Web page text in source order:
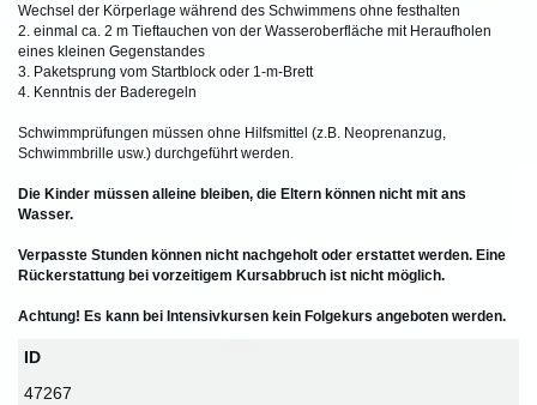
Wechsel der Körperlage während des Schwimmens ohne festhalten
2. einmal ca. 2 m Tieftauchen von der Wasseroberfläche mit Heraufholen
eines kleinen Gegenstandes
3. Paketsprung vom Startblock oder 1-m-Brett
4. Kenntnis der Baderegeln
Schwimmprüfungen müssen ohne Hilfsmittel (z.B. Neoprenanzug,
Schwimmbrille usw.) durchgeführt werden.
Die Kinder müssen alleine bleiben, die Eltern können nicht mit ans
Wasser.
Verpasste Stunden können nicht nachgeholt oder erstattet werden. Eine
Rückerstattung bei vorzeitigem Kursabbruch ist nicht möglich.
Achtung! Es kann bei Intensivkursen kein Folgekurs angeboten werden.
ID
47267